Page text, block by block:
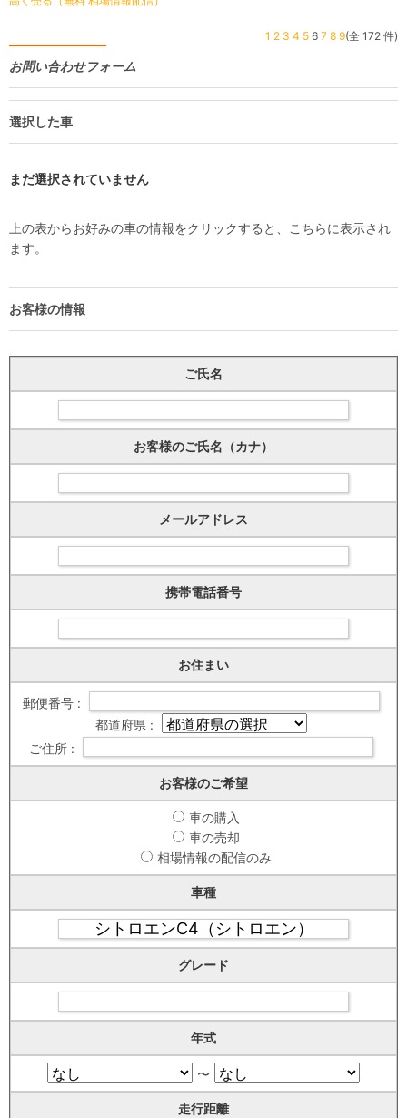
1 2 3 4 5 6 7 8 9(全 172 件)
お問い合わせフォーム
選択した車
まだ選択されていません
上の表からお好みの車の情報をクリックすると、こちらに表示され
ます。
お客様の情報
ご氏名
お客様のご氏名（カナ）
メールアドレス
携帯電話番号
お住まい
郵便番号 :
都道府県 :
ご住所 :
お客様のご希望
車の購入
車の売却
相場情報の配信のみ
車種
グレード
年式
〜
走行距離